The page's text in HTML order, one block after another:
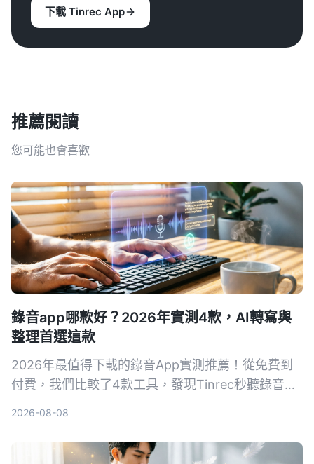
下載 Tinrec App
推薦閱讀
您可能也會喜歡
錄音app哪款好？2026年實測4款，AI轉寫與
整理首選這款
2026年最值得下載的錄音App實測推薦！從免費到
付費，我們比較了4款工具，發現Tinrec秒聽錄音的
2026-08-08